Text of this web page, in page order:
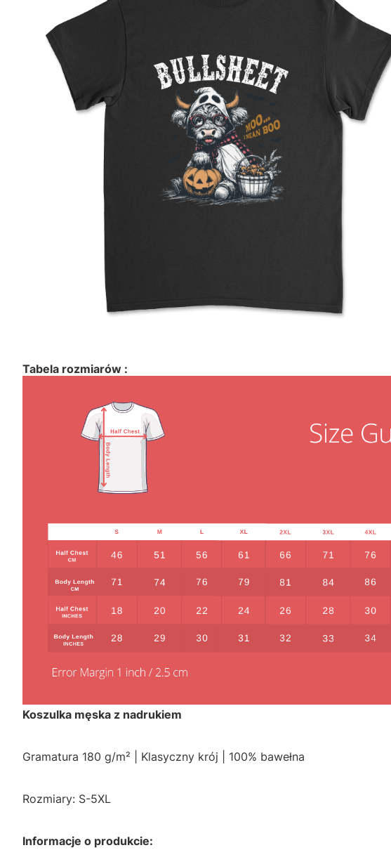
Tabela rozmiarów :
Koszulka męska z nadrukiem
Gramatura 180 g/m² | Klasyczny krój | 100% bawełna
Rozmiary: S-5XL
Informacje o produkcie: